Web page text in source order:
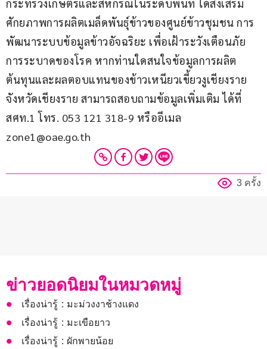
กระทรวงเกษตรและสหกรณ์ในระดับพื้นที่ ได้ส่งเสริม
ศักยภาพการผลิตเมล็ดพันธุ์ข้าวของศูนย์ข้าวชุมชน การ
พัฒนาระบบข้อมูลข้าวอัจฉริยะ เพื่อเฝ้าระวังเตือนภัย
การระบาดของโรค หากท่านใดสนใจข้อมูลการผลิต
ต้นทุนและผลตอบแทนของข้าวเหนียวเขี้ยวงูเชียงราย
จังหวัดเชียงราย สามารถสอบถามข้อมูลเพิ่มเติม ได้ที่
สศท.1 โทร. 053 121 318-9 หรืออีเมล
zone1@oae.go.th
3 ครั้ง
ข่าวยอดนิยมในหมวดหมู่
เรื่องน่ารู้ : มะม่วงงาช้างแดง
เรื่องน่ารู้ : มะเขือยาว
เรื่องน่ารู้ : ผักพายน้อย